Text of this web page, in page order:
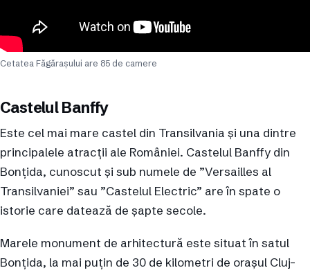
Cetatea Făgărașului are 85 de camere
Castelul Banffy
Este cel mai mare castel din Transilvania și una dintre
principalele atracții ale României. Castelul Banffy din
Bonțida, cunoscut și sub numele de ”Versailles al
Transilvaniei” sau ”Castelul Electric” are în spate o
istorie care datează de șapte secole.
Marele monument de arhitectură este situat în satul
Bonțida, la mai puțin de 30 de kilometri de orașul Cluj-